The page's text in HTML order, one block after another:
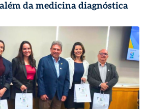
da medicina diagnóstica